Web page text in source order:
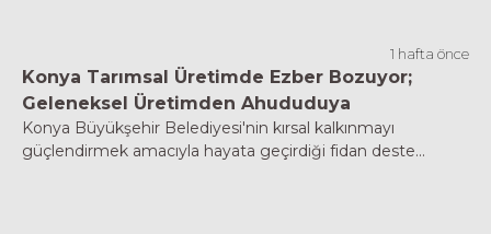
1 hafta önce
Konya Tarımsal Üretimde Ezber Bozuyor;
Geleneksel Üretimden Ahududuya
Konya Büyükşehir Belediyesi'nin kırsal kalkınmayı
güçlendirmek amacıyla hayata geçirdiği fidan deste...